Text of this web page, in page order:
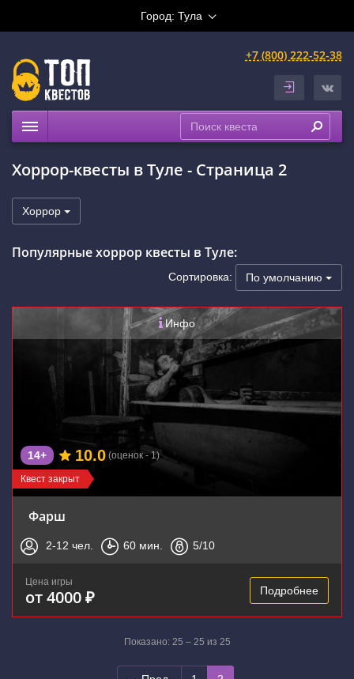
Город: Тула
+7 (800) 222-52-38
Расписание
Рейтинги
На карте
Хоррор-квесты в Туле - Страница 2
Хоррор
Популярные хоррор квесты в Туле:
Сортировка: По умолчанию
Инфо
Квест закрыт
14+ 10.0 (оценок - 1)
Фарш
2-12 чел. 60 мин. 5/10
Цена игры
от 4000 ₽ Подробнее
Показано: 25 – 25 из 25